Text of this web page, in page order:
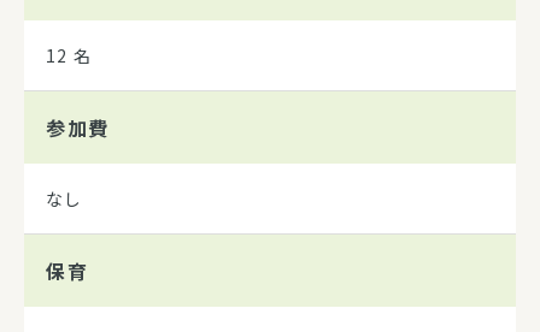
12 名
参加費
なし
保育